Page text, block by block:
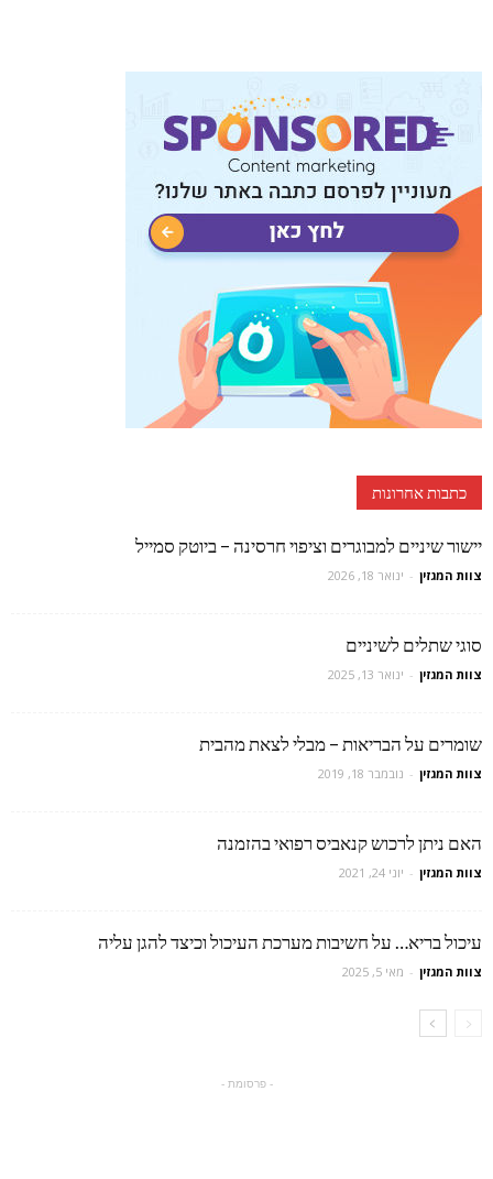
כתבות אחרונות
יישור שיניים למבוגרים וציפוי חרסינה – ביוטק סמייל
צוות המגזין - ינואר 18, 2026
סוגי שתלים לשיניים
צוות המגזין - ינואר 13, 2025
שומרים על הבריאות – מבלי לצאת מהבית
צוות המגזין - נובמבר 18, 2019
האם ניתן לרכוש קנאביס רפואי בהזמנה
צוות המגזין - יוני 24, 2021
עיכול בריא… על חשיבות מערכת העיכול וכיצד להגן עליה
צוות המגזין - מאי 5, 2025
- פרסומת -